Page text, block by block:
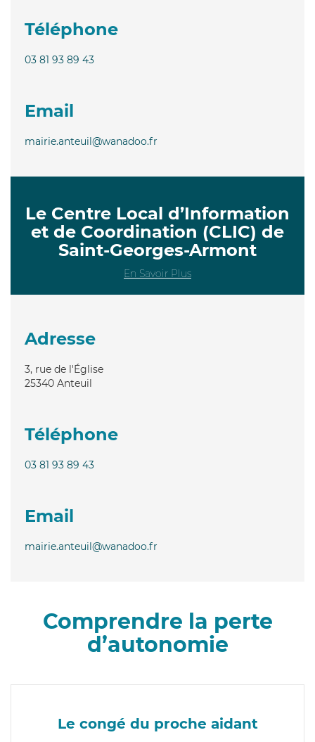
Téléphone
03 81 93 89 43
Email
mairie.anteuil@wanadoo.fr
Le Centre Local d’Information
et de Coordination (CLIC) de
Saint-Georges-Armont
En Savoir Plus
Adresse
3, rue de l'Église
25340 Anteuil
Téléphone
03 81 93 89 43
Email
mairie.anteuil@wanadoo.fr
Comprendre la perte
d’autonomie
Le congé du proche aidant